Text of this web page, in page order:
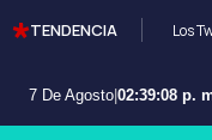
TENDENCIA
7 De Agosto| 02:39:10 p.